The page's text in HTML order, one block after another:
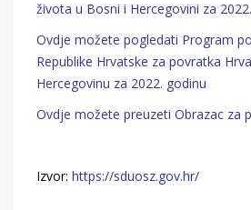
života u Bosni i Hercegovini za
Ovdje možete pogledati Program
Republike Hrvatske za povratka
Hercegovinu za 2022. godinu
Ovdje možete preuzeti Obrazac za
Izvor: https://sduosz.gov.hr/